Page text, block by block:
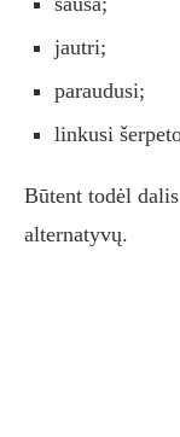
jautri;
paraudusi;
linkusi
Būtent todėl
alternatyvų.